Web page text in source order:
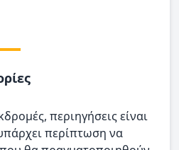
περιηγήσεις είναι
περίπτωση να